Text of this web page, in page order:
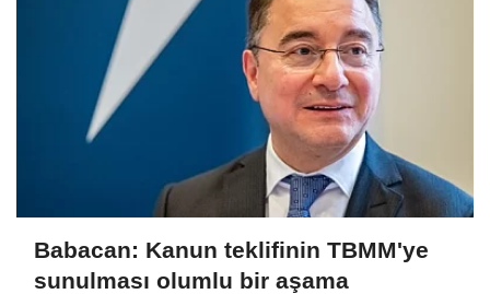
Babacan: Kanun teklifinin TBMM'ye
sunulması olumlu bir aşama